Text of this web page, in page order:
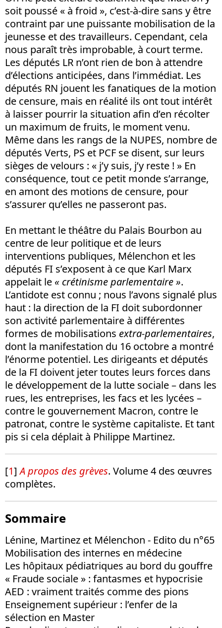
soit poussé « à froid », c’est-à-dire sans y être
contraint par une puissante mobilisation de la
jeunesse et des travailleurs. Cependant, cela
nous paraît très improbable, à court terme.
Les députés LR n’ont rien de bon à attendre
d’élections anticipées, dans l’immédiat. Les
députés RN jouent les fanatiques de la motion
de censure, mais en réalité ils ont tout intérêt
à laisser pourrir la situation afin d’en récolter
un maximum de fruits, le moment venu.
Même dans les rangs de la NUPES, nombre de
députés Verts, PS et PCF se disent, sur leurs
sièges de velours : « j’y suis, j’y reste ! » En
conséquence, tout ce petit monde s’arrange,
en amont des motions de censure, pour
s’assurer qu’elles ne passeront pas.
En mettant le théâtre du Palais Bourbon au
centre de leur politique et de leurs
interventions publiques, Mélenchon et les
députés FI s’exposent à ce que Karl Marx
appelait le « crétinisme parlementaire ».
L’antidote est connu ; nous l’avons signalé plus
haut : la direction de la FI doit subordonner
son activité parlementaire à différentes
formes de mobilisations extra-parlementaires,
dont la manifestation du 16 octobre a montré
l’énorme potentiel. Les dirigeants et députés
de la FI doivent jeter toutes leurs forces dans
le développement de la lutte sociale – dans les
rues, les entreprises, les facs et les lycées –
contre le gouvernement Macron, contre le
patronat, contre le système capitaliste. Et tant
pis si cela déplait à Philippe Martinez.
[1]A propos des grèves. Volume 4 des œuvres
complètes.
Sommaire
Lénine, Martinez et Mélenchon - Edito du n°65
Mobilisation des internes en médecine
Les hôpitaux pédiatriques au bord du gouffre
« Fraude sociale » : fantasmes et hypocrisie
AED : vraiment traités comme des pions
Enseignement supérieur : l’enfer de la
sélection en Master